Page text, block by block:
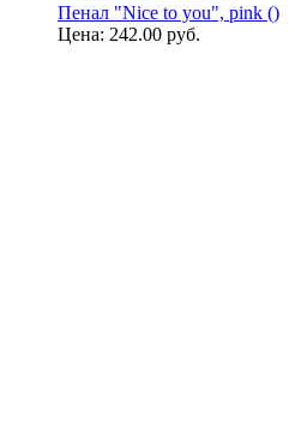
Пенал "Nice to you", pink ()
Цена: 242.00 руб.